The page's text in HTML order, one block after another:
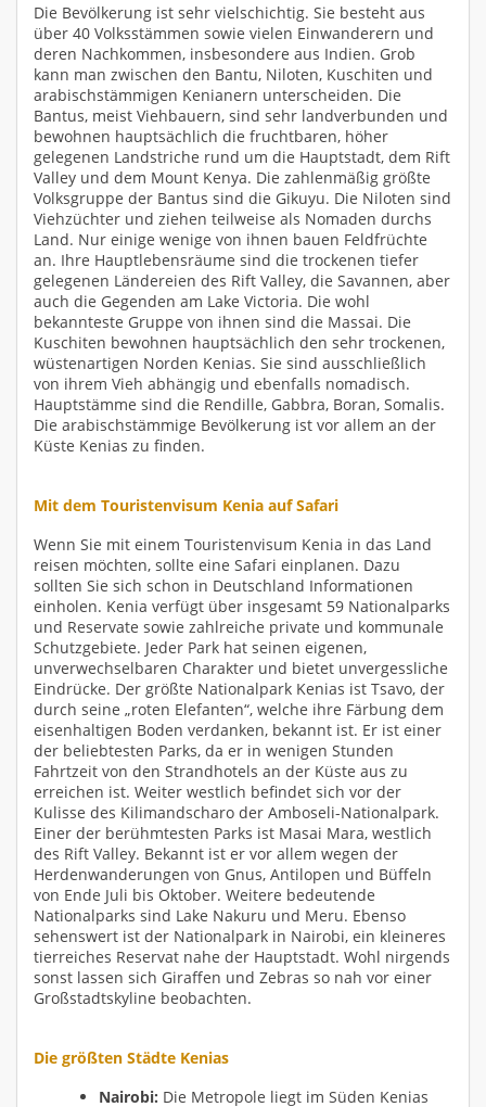
Die Bevölkerung ist sehr vielschichtig. Sie besteht aus
über 40 Volksstämmen sowie vielen Einwanderern und
deren Nachkommen, insbesondere aus Indien. Grob
kann man zwischen den Bantu, Niloten, Kuschiten und
arabischstämmigen Kenianern unterscheiden. Die
Bantus, meist Viehbauern, sind sehr landverbunden und
bewohnen hauptsächlich die fruchtbaren, höher
gelegenen Landstriche rund um die Hauptstadt, dem Rift
Valley und dem Mount Kenya. Die zahlenmäßig größte
Volksgruppe der Bantus sind die Gikuyu. Die Niloten sind
Viehzüchter und ziehen teilweise als Nomaden durchs
Land. Nur einige wenige von ihnen bauen Feldfrüchte
an. Ihre Hauptlebensräume sind die trockenen tiefer
gelegenen Ländereien des Rift Valley, die Savannen, aber
auch die Gegenden am Lake Victoria. Die wohl
bekannteste Gruppe von ihnen sind die Massai. Die
Kuschiten bewohnen hauptsächlich den sehr trockenen,
wüstenartigen Norden Kenias. Sie sind ausschließlich
von ihrem Vieh abhängig und ebenfalls nomadisch.
Hauptstämme sind die Rendille, Gabbra, Boran, Somalis.
Die arabischstämmige Bevölkerung ist vor allem an der
Küste Kenias zu finden.
Mit dem Touristenvisum Kenia auf Safari
Wenn Sie mit einem Touristenvisum Kenia in das Land
reisen möchten, sollte eine Safari einplanen. Dazu
sollten Sie sich schon in Deutschland Informationen
einholen. Kenia verfügt über insgesamt 59 Nationalparks
und Reservate sowie zahlreiche private und kommunale
Schutzgebiete. Jeder Park hat seinen eigenen,
unverwechselbaren Charakter und bietet unvergessliche
Eindrücke. Der größte Nationalpark Kenias ist Tsavo, der
durch seine „roten Elefanten“, welche ihre Färbung dem
eisenhaltigen Boden verdanken, bekannt ist. Er ist einer
der beliebtesten Parks, da er in wenigen Stunden
Fahrtzeit von den Strandhotels an der Küste aus zu
erreichen ist. Weiter westlich befindet sich vor der
Kulisse des Kilimandscharo der Amboseli-Nationalpark.
Einer der berühmtesten Parks ist Masai Mara, westlich
des Rift Valley. Bekannt ist er vor allem wegen der
Herdenwanderungen von Gnus, Antilopen und Büffeln
von Ende Juli bis Oktober. Weitere bedeutende
Nationalparks sind Lake Nakuru und Meru. Ebenso
sehenswert ist der Nationalpark in Nairobi, ein kleineres
tierreiches Reservat nahe der Hauptstadt. Wohl nirgends
sonst lassen sich Giraffen und Zebras so nah vor einer
Großstadtskyline beobachten.
Die größten Städte Kenias
Nairobi: Die Metropole liegt im Süden Kenias